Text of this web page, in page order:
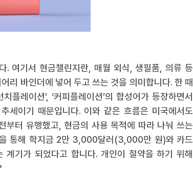
. 여기서 현금챌린지란, 매월 외식, 생필품, 의류 등
리 바인더에 넣어 두고 쓰는 것을 의미합니다. 한 때
레이션’, ‘커피플레이션’의 합성어가 등장하면서
세이기 때문입니다. 이와 같은 흐름은 미국에서도
터 유행했고, 현금의 사용 목적에 따라 나눠 쓰는
을 통해 학지금 2만 3,000달러(3,000만 원)와 카드
기가 되었다고 합니다. 개인이 절약을 하기 위해